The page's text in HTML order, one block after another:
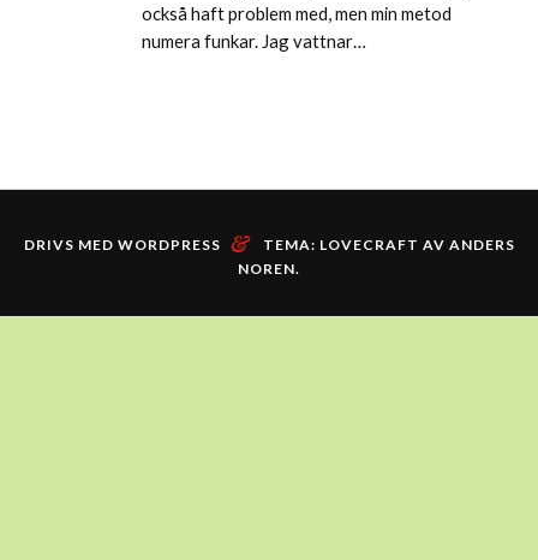
också haft problem med, men min metod
numera funkar. Jag vattnar…
DRIVS MED WORDPRESS & TEMA: LOVECRAFT AV ANDERS
NOREN.